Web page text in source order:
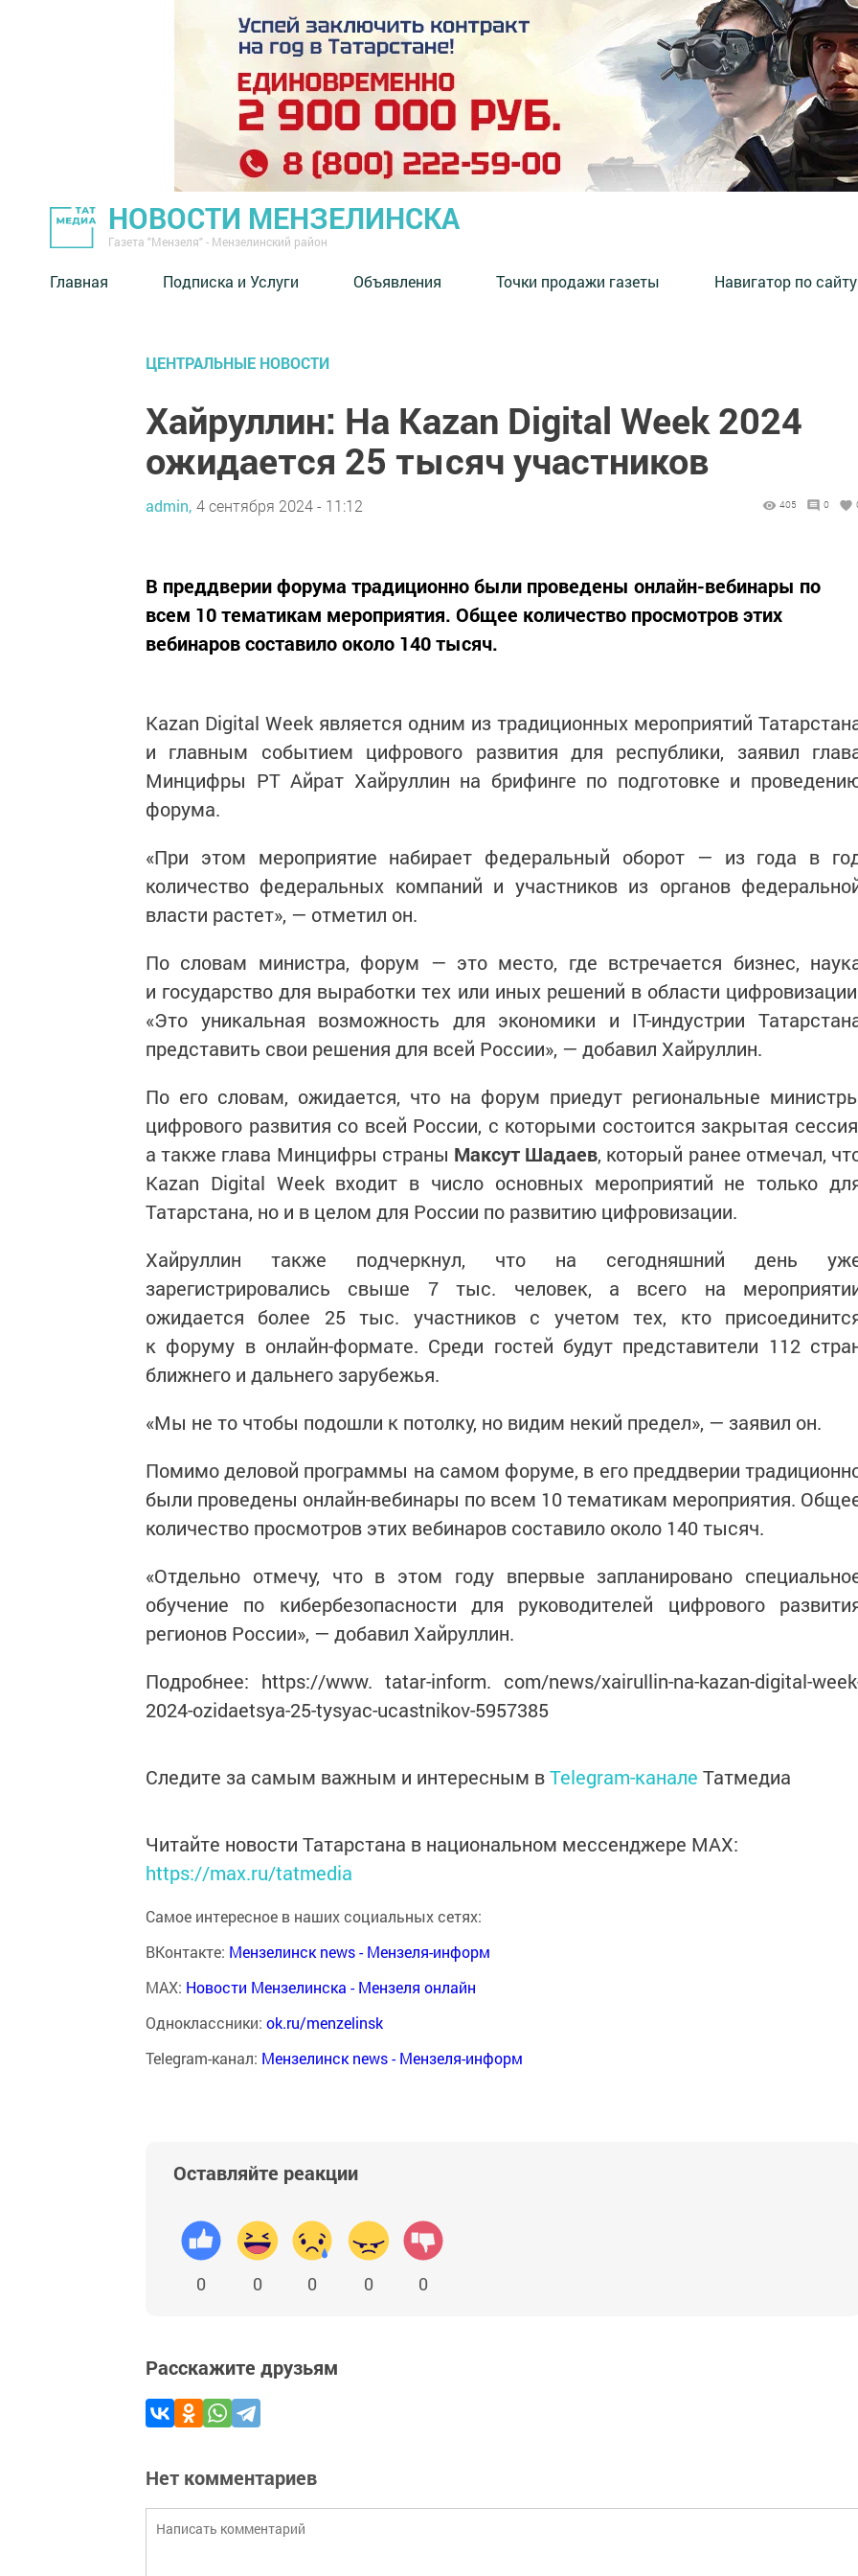
НОВОСТИ МЕНЗЕЛИНСКА
Газета "Мензеля" - Мензелинский район
Главная Подписка и Услуги Объявления Точки продажи газеты Навигатор по сайту
ЦЕНТРАЛЬНЫЕ НОВОСТИ
Хайруллин: На Kazan Digital Week 2024
ожидается 25 тысяч участников
admin, 4 сентября 2024 - 11:12 405 0
В преддверии форума традиционно были проведены онлайн-вебинары по
всем 10 тематикам мероприятия. Общее количество просмотров этих
вебинаров составило около 140 тысяч.
Kazan Digital Week является одним из традиционных мероприятий
и главным событием цифрового развития для республики, заявил
Минцифры РТ Айрат Хайруллин на брифинге по подготовке и
форума.
«При этом мероприятие набирает федеральный оборот — из года в
количество федеральных компаний и участников из органов
власти растет», — отметил он.
По словам министра, форум — это место, где встречается бизнес,
и государство для выработки тех или иных решений в области
«Это уникальная возможность для экономики и IT-индустрии
представить свои решения для всей России», — добавил Хайруллин.
По его словам, ожидается, что на форум приедут региональные
цифрового развития со всей России, с которыми состоится закрытая
а также глава Минцифры страны Максут Шадаев, который ранее отмечал,
Kazan Digital Week входит в число основных мероприятий не только
Татарстана, но и в целом для России по развитию цифровизации.
Хайруллин также подчеркнул, что на сегодняшний день
зарегистрировались свыше 7 тыс. человек, а всего на
ожидается более 25 тыс. участников с учетом тех, кто
к форуму в онлайн-формате. Среди гостей будут представители 112
ближнего и дальнего зарубежья.
«Мы не то чтобы подошли к потолку, но видим некий предел», — заявил он.
Помимо деловой программы на самом форуме, в его преддверии
были проведены онлайн-вебинары по всем 10 тематикам мероприятия.
количество просмотров этих вебинаров составило около 140 тысяч.
«Отдельно отмечу, что в этом году впервые запланировано
обучение по кибербезопасности для руководителей цифрового
регионов России», — добавил Хайруллин.
Подробнее: https://www. tatar-inform. com/news/xairullin-na-kazan-digital-
2024-ozidaetsya-25-tysyac-ucastnikov-5957385
Следите за самым важным и интересным вTelegram-канале Татмедиа
Читайте новости Татарстана в национальном мессенджере MАХ:
https://max.ru/tatmedia
Самое интересное в наших социальных сетях:
ВКонтакте: Мензелинск news - Мензеля-информ
MAX: Новости Мензелинска - Мензеля онлайн
Одноклассники: ok.ru/menzelinsk
Telegram-канал: Мензелинск news - Мензеля-информ
Оставляйте реакции
0 0 0 0 0
Расскажите друзьям
Нет комментариев